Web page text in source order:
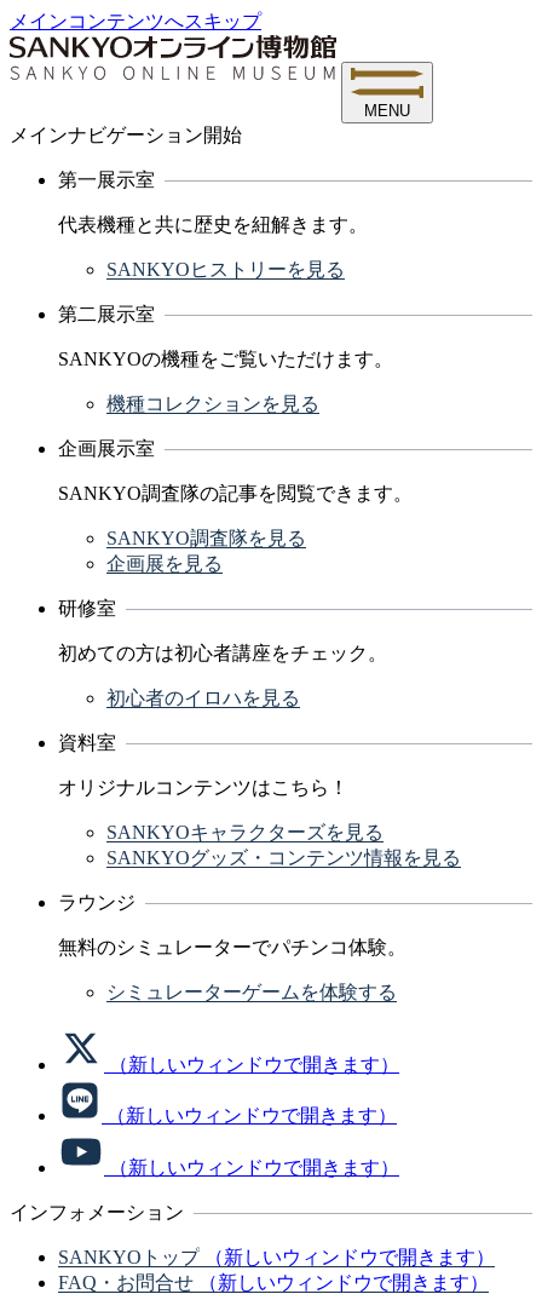
メインコンテンツへスキップ
MENU
メインナビゲーション開始
第一展示室
代表機種と共に歴史を紐解きます。
SANKYOヒストリーを見る
第二展示室
SANKYOの機種をご覧いただけます。
機種コレクションを見る
企画展示室
SANKYO調査隊の記事を閲覧できます。
SANKYO調査隊を見る
企画展を見る
研修室
初めての方は初心者講座をチェック。
初心者のイロハを見る
資料室
オリジナルコンテンツはこちら！
SANKYOキャラクターズを見る
SANKYOグッズ・コンテンツ情報を見る
ラウンジ
無料のシミュレーターでパチンコ体験。
シミュレーターゲームを体験する
（新しいウィンドウで開きます）
（新しいウィンドウで開きます）
（新しいウィンドウで開きます）
インフォメーション
SANKYOトップ
（新しいウィンドウで開きます）
FAQ・お問合せ
（新しいウィンドウで開きます）